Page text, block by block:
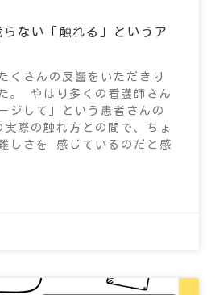
ない「触れる」というア
くさんの反響をいただきり
。 やはり多くの看護師さん
ジして」という患者さんの
際の触れ方との間で、ちょ
しさを 感じているのだと感